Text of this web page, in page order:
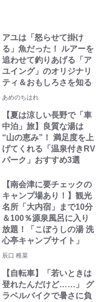
アユは「怒らせて掛け
る」魚だった！ ルアーを
追わせて釣りあげる「ア
ユイング」のオリジナリ
ティ＆おもしろさを知る
あめのちはれ
【夏は涼しい長野で「車
中泊」旅】良質な湯は
“山の恵み”！ 満足度を上
げてくれる「温泉付きRV
パーク」おすすめ3選
【南会津に要チェックの
キャンプ場あり！】観光
名所「大内宿」まで10分
＆100％源泉風呂に入り
放題！「こぼうしの湯 洗
心亭キャンプサイト」
辰口 稚菜
【自転車】「若いときは
登れたんだけど……」 グ
ラベルバイクで暑さに負